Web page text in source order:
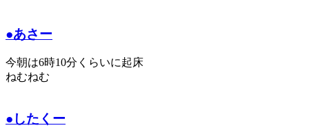
●あさー
今朝は6時10分くらいに起床
ねむねむ
●したくー